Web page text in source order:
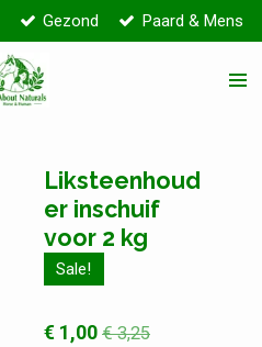
Gezond Paard & Mens
Liksteenhoud
er inschuif
voor 2 kg
Sale!
€ 1,00 € 3,25